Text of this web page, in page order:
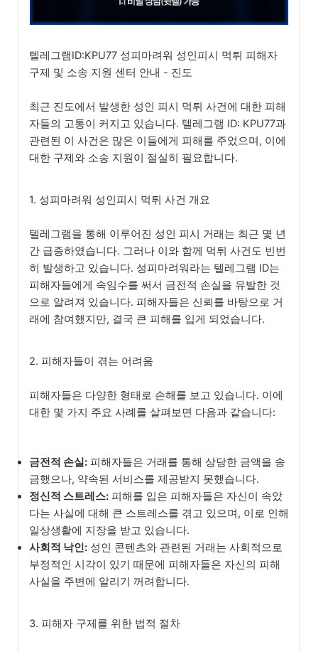
텔레그램ID:KPU77 성피마려워 성인피시 먹튀 피해자
구제 및 소송 지원 센터 안내 - 진도
최근 진도에서 발생한 성인 피시 먹튀 사건에 대한 피해
자들의 고통이 커지고 있습니다. 텔레그램 ID: KPU77과
관련된 이 사건은 많은 이들에게 피해를 주었으며, 이에
대한 구제와 소송 지원이 절실히 필요합니다.
1. 성피마려워 성인피시 먹튀 사건 개요
텔레그램을 통해 이루어진 성인 피시 거래는 최근 몇 년
간 급증하였습니다. 그러나 이와 함께 먹튀 사건도 빈번
히 발생하고 있습니다. 성피마려워라는 텔레그램 ID는
피해자들에게 속임수를 써서 금전적 손실을 유발한 것
으로 알려져 있습니다. 피해자들은 신뢰를 바탕으로 거
래에 참여했지만, 결국 큰 피해를 입게 되었습니다.
2. 피해자들이 겪는 어려움
피해자들은 다양한 형태로 손해를 보고 있습니다. 이에
대한 몇 가지 주요 사례를 살펴보면 다음과 같습니다:
금전적 손실: 피해자들은 거래를 통해 상당한 금액을 송
금했으나, 약속된 서비스를 제공받지 못했습니다.
정신적 스트레스: 피해를 입은 피해자들은 자신이 속았
다는 사실에 대해 큰 스트레스를 겪고 있으며, 이로 인해
일상생활에 지장을 받고 있습니다.
사회적 낙인: 성인 콘텐츠와 관련된 거래는 사회적으로
부정적인 시각이 있기 때문에 피해자들은 자신의 피해
사실을 주변에 알리기 꺼려합니다.
3. 피해자 구제를 위한 법적 절차